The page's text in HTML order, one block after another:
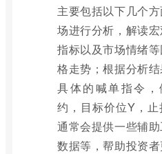
主要包括以下几个
场进行分析，解读
指标以及市场情绪
格走势；根据分析
具体的喊单指令，
约，目标价位Y，止
通常会提供一些辅助
数据等，帮助投资